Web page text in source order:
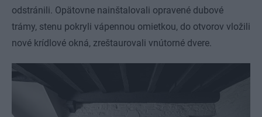
odstránili. Opätovne nainštalovali opravené dubové
trámy, stenu pokryli vápennou omietkou, do otvorov vložili
nové krídlové okná, zreštaurovali vnútorné dvere.